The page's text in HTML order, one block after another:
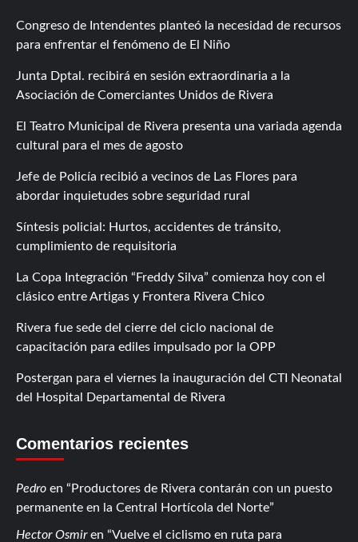
Congreso de Intendentes planteó la necesidad de recursos
para enfrentar el fenómeno de El Niño
Junta Dptal. recibirá en sesión extraordinaria a la
Asociación de Comerciantes Unidos de Rivera
El Teatro Municipal de Rivera presenta una variada agenda
cultural para el mes de agosto
Jefe de Policía recibió a vecinos de Las Flores para
abordar inquietudes sobre seguridad rural
Síntesis policial: Hurtos, accidentes de tránsito,
cumplimiento de requisitoria
La Copa Integración “Freddy Silva” comienza hoy con el
clásico entre Artigas y Frontera Rivera Chico
Rivera fue sede del cierre del ciclo nacional de
capacitación para ediles impulsado por la OPP
Postergan para el viernes la inauguración del CTI Neonatal
del Hospital Departamental de Rivera
Comentarios recientes
Pedro en
Productores de Rivera contarán con un puesto
permanente en la Central Hortícola del Norte
Hector Osmiren
Vuelve el ciclismo en ruta para